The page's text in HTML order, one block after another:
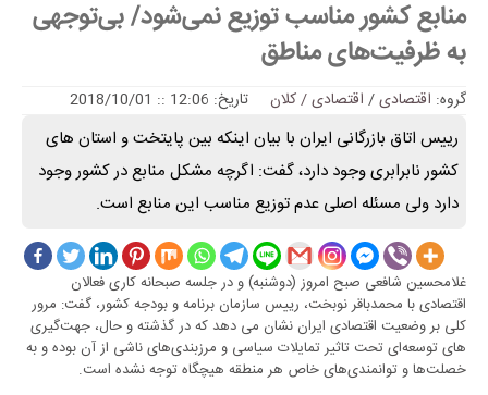
منابع کشور مناسب توزیع نمی‌شود/ بی‌توجهی
به ظرفیت‌های مناطق
گروه: اقتصادی/ اقتصادی / کلان تاریخ: 12:06 :: 2018/10/01
رییس اتاق بازرگانی ایران با بیان اینکه بین پایتخت و استان های
کشور نابرابری وجود دارد، گفت: اگرچه مشکل منابع در کشور وجود
دارد ولی مسئله اصلی عدم توزیع مناسب این منابع است.
غلامحسین شافعی صبح امروز (دوشنبه) و در جلسه صبحانه کاری فعالان
اقتصادی با محمدباقر نوبخت، رییس سازمان برنامه و بودجه کشور، گفت: مرور
کلی بر وضعیت اقتصادی ایران نشان می دهد که در گذشته و حال، جهت‌گیری
های توسعه‌ای تحت تاثیر تمایلات سیاسی و مرزبندی‌های ناشی از آن بوده و به
خصلت‌ها و توانمندی‌های خاص هر منطقه هیچگاه توجه نشده است.